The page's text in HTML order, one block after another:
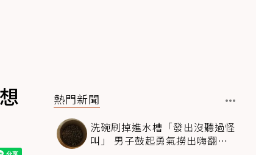
熱門新聞
洗碗刷掉進水槽「發出沒聽過怪
叫」 男子鼓起勇氣撈出嗨翻：